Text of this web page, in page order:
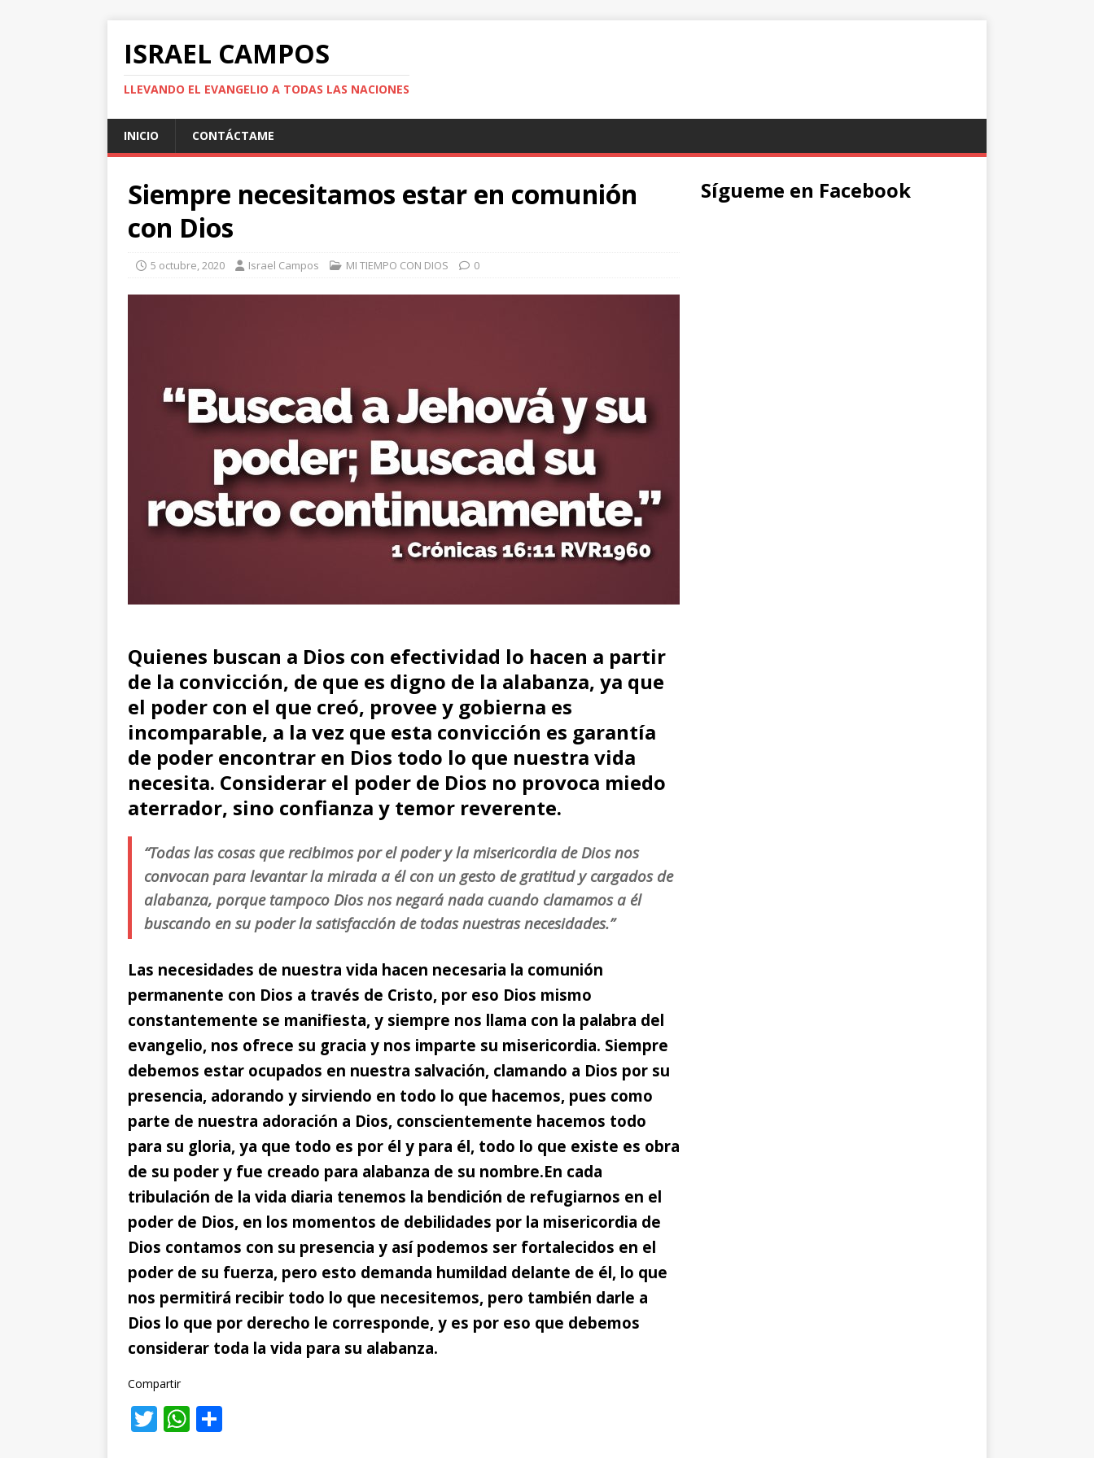
ISRAEL CAMPOS
LLEVANDO EL EVANGELIO A TODAS LAS NACIONES
INICIO CONTÁCTAME
Siempre necesitamos estar en comunión
con Dios
5 octubre, 2020 Israel Campos MI TIEMPO CON DIOS 0
Quienes buscan a Dios con efectividad lo hacen a partir
de la convicción, de que es digno de la alabanza, ya que
el poder con el que creó, provee y gobierna es
incomparable, a la vez que esta convicción es garantía
de poder encontrar en Dios todo lo que nuestra vida
necesita. Considerar el poder de Dios no provoca miedo
aterrador, sino confianza y temor reverente.
“Todas las cosas que recibimos por el poder y la misericordia de Dios nos
convocan para levantar la mirada a él con un gesto de gratitud y cargados de
alabanza, porque tampoco Dios nos negará nada cuando clamamos a él
buscando en su poder la satisfacción de todas nuestras necesidades.”
Las necesidades de nuestra vida hacen necesaria la comunión
permanente con Dios a través de Cristo, por eso Dios mismo
constantemente se manifiesta, y siempre nos llama con la palabra del
evangelio, nos ofrece su gracia y nos imparte su misericordia. Siempre
debemos estar ocupados en nuestra salvación, clamando a Dios por su
presencia, adorando y sirviendo en todo lo que hacemos, pues como
parte de nuestra adoración a Dios, conscientemente hacemos todo
para su gloria, ya que todo es por él y para él, todo lo que existe es obra
de su poder y fue creado para alabanza de su nombre.En cada
tribulación de la vida diaria tenemos la bendición de refugiarnos en el
poder de Dios, en los momentos de debilidades por la misericordia de
Dios contamos con su presencia y así podemos ser fortalecidos en el
poder de su fuerza, pero esto demanda humildad delante de él, lo que
nos permitirá recibir todo lo que necesitemos, pero también darle a
Dios lo que por derecho le corresponde, y es por eso que debemos
considerar toda la vida para su alabanza.
Compartir
T W
Sígueme en Facebook